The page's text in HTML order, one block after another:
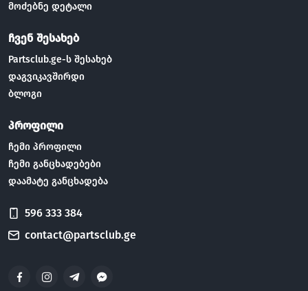
მოძებნე დეტალი
ჩვენ შესახებ
Partsclub.ge-ს შესახებ
დაგვიკავშირდი
ბლოგი
პროფილი
ჩემი პროფილი
ჩემი განცხადებები
დაამატე განცხადება
596 333 384
contact@partsclub.ge